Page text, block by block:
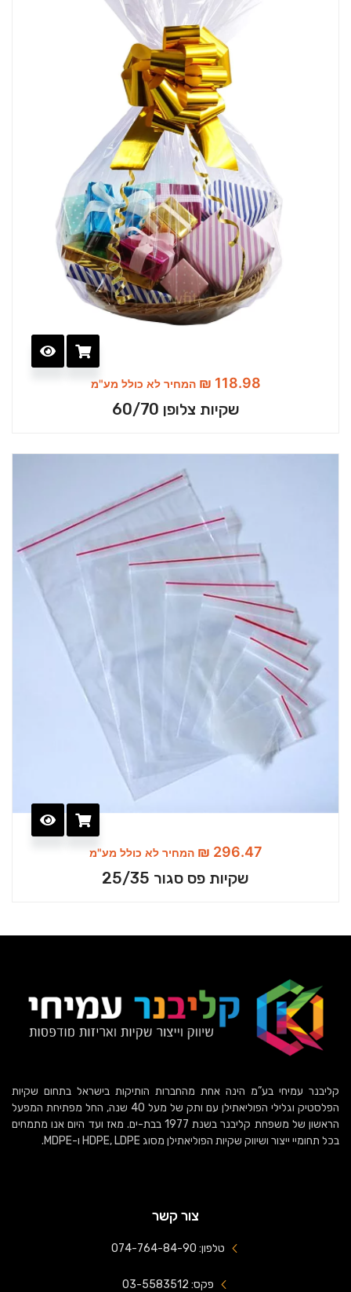
₪ 118.98 המחיר לא כולל מע"מ
שקיות צלופן 60/70
₪ 296.47 המחיר לא כולל מע"מ
שקיות פס סגור 25/35
קליבנר עמיחי בע”מ הינה אחת מהחברות הותיקות בישראל בתחום שקיות
הפלסטיק וגלילי הפוליאתילן עם ותק של מעל 40 שנה, החל מפתיחת המפעל
הראשון של משפחת קליבנר בשנת 1977 בבת-ים. מאז ועד היום אנו מתמחים
בכל תחומיי ייצור ושיווק שקיות הפוליאתילן מסוג HDPE, LDPE ו-MDPE.
צור קשר
טלפון: 074-764-84-90
פקס: 03-5583512